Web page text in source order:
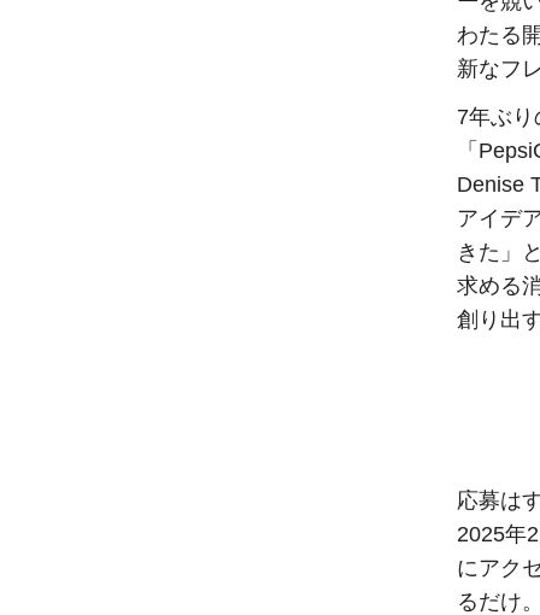
わたる
新なフ
7年ぶ
「
Denise
アイデ
きた」
求める
創り出
応募は
2025年
にアク
るだけ